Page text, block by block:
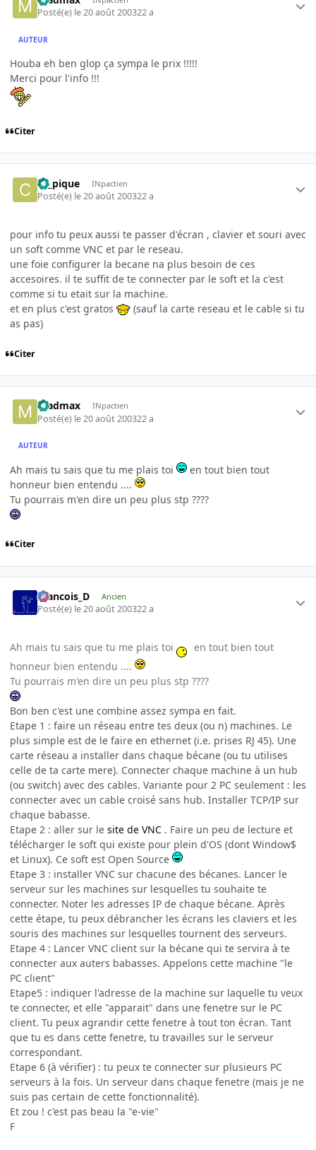
Posté(e) le 20 août 200322 a
AUTEUR
Houba eh ben glop ça sympa le prix !!!!!
Merci pour l'info !!!
Citer
ca_pique INpactien
Posté(e) le 20 août 200322 a
pour info tu peux aussi te passer d'écran , clavier et souri avec
un soft comme VNC et par le reseau.
une foie configurer la becane na plus besoin de ces
accesoires. il te suffit de te connecter par le soft et la c'est
comme si tu etait sur la machine.
et en plus c'est gratos
(sauf la carte reseau et le cable si tu
as pas)
Citer
madmax INpactien
Posté(e) le 20 août 200322 a
AUTEUR
Ah mais tu sais que tu me plais toi
en tout bien tout
honneur bien entendu ....
Tu pourrais m'en dire un peu plus stp ????
Citer
Francois_D Ancien
Posté(e) le 20 août 200322 a
Ah mais tu sais que tu me plais toi
en tout bien tout
honneur bien entendu ....
Tu pourrais m'en dire un peu plus stp ????
Bon ben c'est une combine assez sympa en fait.
Etape 1 : faire un réseau entre tes deux (ou n) machines. Le
plus simple est de le faire en ethernet (i.e. prises RJ 45). Une
carte réseau a installer dans chaque bécane (ou tu utilises
celle de ta carte mere). Connecter chaque machine à un hub
(ou switch) avec des cables. Variante pour 2 PC seulement : les
connecter avec un cable croisé sans hub. Installer TCP/IP sur
chaque babasse.
Etape 2 : aller sur le site de VNC . Faire un peu de lecture et
télécharger le soft qui existe pour plein d'OS (dont Window$
et Linux). Ce soft est Open Source
Etape 3 : installer VNC sur chacune des bécanes. Lancer le
serveur sur les machines sur lesquelles tu souhaite te
connecter. Noter les adresses IP de chaque bécane. Après
cette étape, tu peux débrancher les écrans les claviers et les
souris des machines sur lesquelles tournent des serveurs.
Etape 4 : Lancer VNC client sur la bécane qui te servira à te
connecter aux auters babasses. Appelons cette machine "le
PC client"
Etape5 : indiquer l'adresse de la machine sur laquelle tu veux
te connecter, et elle "apparait" dans une fenetre sur le PC
client. Tu peux agrandir cette fenetre à tout ton écran. Tant
que tu es dans cette fenetre, tu travailles sur le serveur
correspondant.
Etape 6 (à vérifier) : tu peux te connecter sur plusieurs PC
serveurs à la fois. Un serveur dans chaque fenetre (mais je ne
suis pas certain de cette fonctionnalité).
Et zou ! c'est pas beau la "e-vie"
F